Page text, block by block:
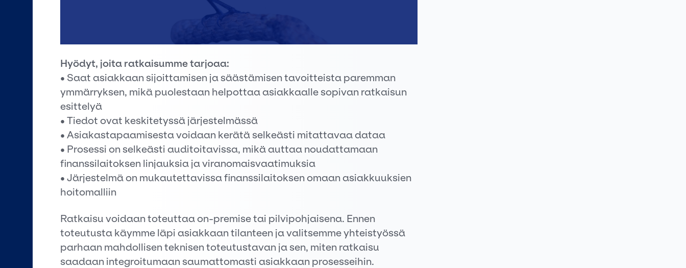
Hyödyt, joita ratkaisumme tarjoaa:
• Saat asiakkaan sijoittamisen ja säästämisen tavoitteista paremman
ymmärryksen, mikä puolestaan helpottaa asiakkaalle sopivan ratkaisun
esittelyä
• Tiedot ovat keskitetyssä järjestelmässä
• Asiakastapaamisesta voidaan kerätä selkeästi mitattavaa dataa
• Prosessi on selkeästi auditoitavissa, mikä auttaa noudattamaan
finanssilaitoksen linjauksia ja viranomaisvaatimuksia
• Järjestelmä on mukautettavissa finanssilaitoksen omaan asiakkuuksien
hoitomalliin
Ratkaisu voidaan toteuttaa on-premise tai pilvipohjaisena. Ennen
toteutusta käymme läpi asiakkaan tilanteen ja valitsemme yhteistyössä
parhaan mahdollisen teknisen toteutustavan ja sen, miten ratkaisu
saadaan integroitumaan saumattomasti asiakkaan prosesseihin.